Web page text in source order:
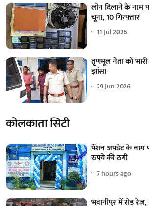
लोन दिलाने के नाम
चूना, 10 गिरफ्तार
11 Jul 2026
तृणमूल नेता को भारी
झांसा
29 Jun 2026
कोलकाता सिटी
पेंशन अपडेट के नाम
रुपये की ठगी
7 hours ago
भवानीपुर में रोड